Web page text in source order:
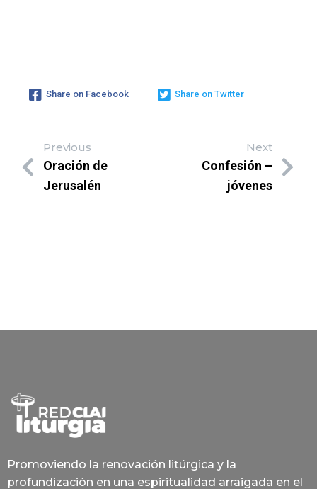
Share on Facebook Share on Twitter
Previous
Oración de
Jerusalén
Next
Confesión –
jóvenes
Promoviendo la renovación litúrgica y la
profundización en una espiritualidad arraigada en el